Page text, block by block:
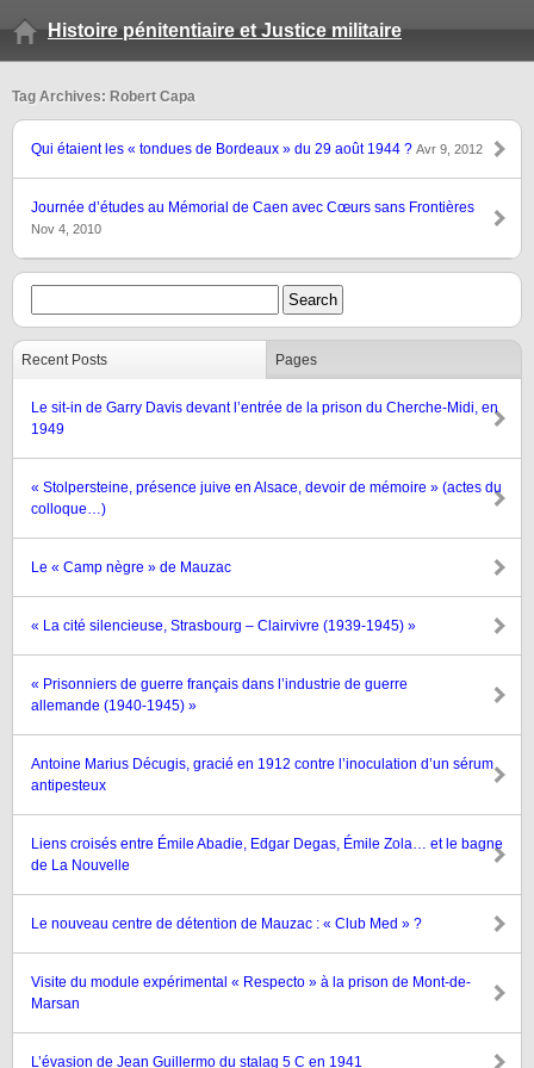
Histoire pénitentiaire et Justice militaire
Tag Archives: Robert Capa
Qui étaient les « tondues de Bordeaux » du 29 août 1944 ? Avr 9, 2012
Journée d’études au Mémorial de Caen avec Cœurs sans Frontières
Nov 4, 2010
Recent Posts Pages
Le sit-in de Garry Davis devant l’entrée de la prison du Cherche-Midi, en
1949
« Stolpersteine, présence juive en Alsace, devoir de mémoire » (actes du
colloque…)
Le « Camp nègre » de Mauzac
« La cité silencieuse, Strasbourg – Clairvivre (1939-1945) »
« Prisonniers de guerre français dans l’industrie de guerre
allemande (1940-1945) »
Antoine Marius Décugis, gracié en 1912 contre l’inoculation d’un sérum
antipesteux
Liens croisés entre Émile Abadie, Edgar Degas, Émile Zola… et le bagne
de La Nouvelle
Le nouveau centre de détention de Mauzac : « Club Med » ?
Visite du module expérimental « Respecto » à la prison de Mont-de-
Marsan
L’évasion de Jean Guillermo du stalag 5 C en 1941